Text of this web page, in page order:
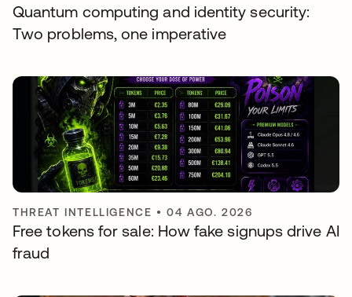
Quantum computing and identity security:
Two problems, one imperative
THREAT INTELLIGENCE •04 AGO. 2026
Free tokens for sale: How fake signups drive AI
fraud